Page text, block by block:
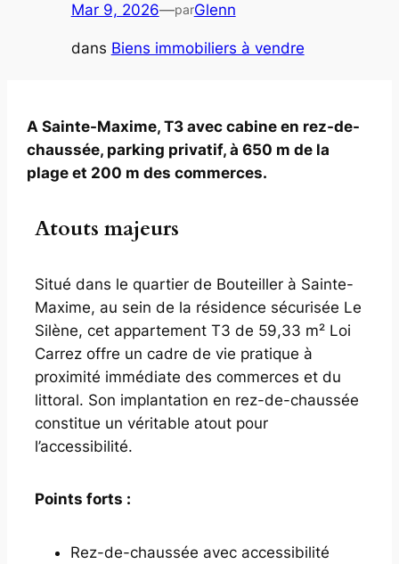
Mar 9, 2026—parGlenn
dans Biens immobiliers à vendre
A Sainte-Maxime, T3 avec cabine en rez-de-
chaussée, parking privatif, à 650 m de la
plage et 200 m des commerces.
Atouts majeurs
Situé dans le quartier de Bouteiller à Sainte-
Maxime, au sein de la résidence sécurisée Le
Silène, cet appartement T3 de 59,33 m² Loi
Carrez offre un cadre de vie pratique à
proximité immédiate des commerces et du
littoral. Son implantation en rez-de-chaussée
constitue un véritable atout pour
l’accessibilité.
Points forts :
Rez-de-chaussée avec accessibilité